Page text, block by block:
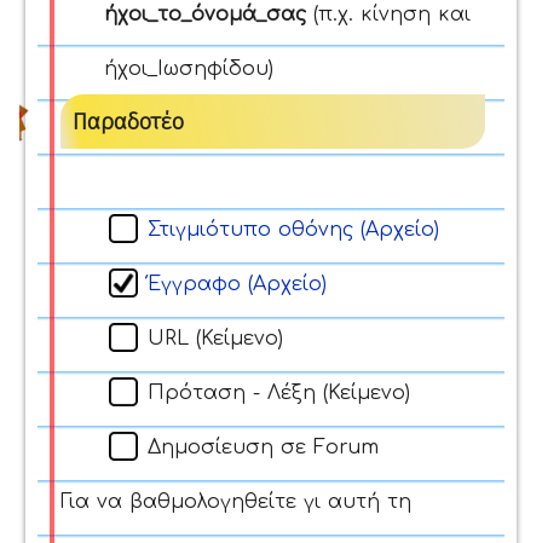
ήχοι_το_όνομά_σας (π.χ. κίνηση και
ήχοι_Ιωσηφίδου)
Παραδοτέο
Στιγμιότυπο οθόνης (Αρχείο)
Έγγραφο (Αρχείο)
URL (Κείμενο)
Πρόταση - Λέξη (Κείμενο)
Δημοσίευση σε Forum
Για να βαθμολογηθείτε γι αυτή τη